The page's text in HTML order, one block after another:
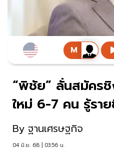
“พิชัย” ลั่นสมัคร
ใหม่ 6-7 คน รู้รา
By ฐานเศรษฐกิจ
04 มิ.ย. 68 | 03:56 น.